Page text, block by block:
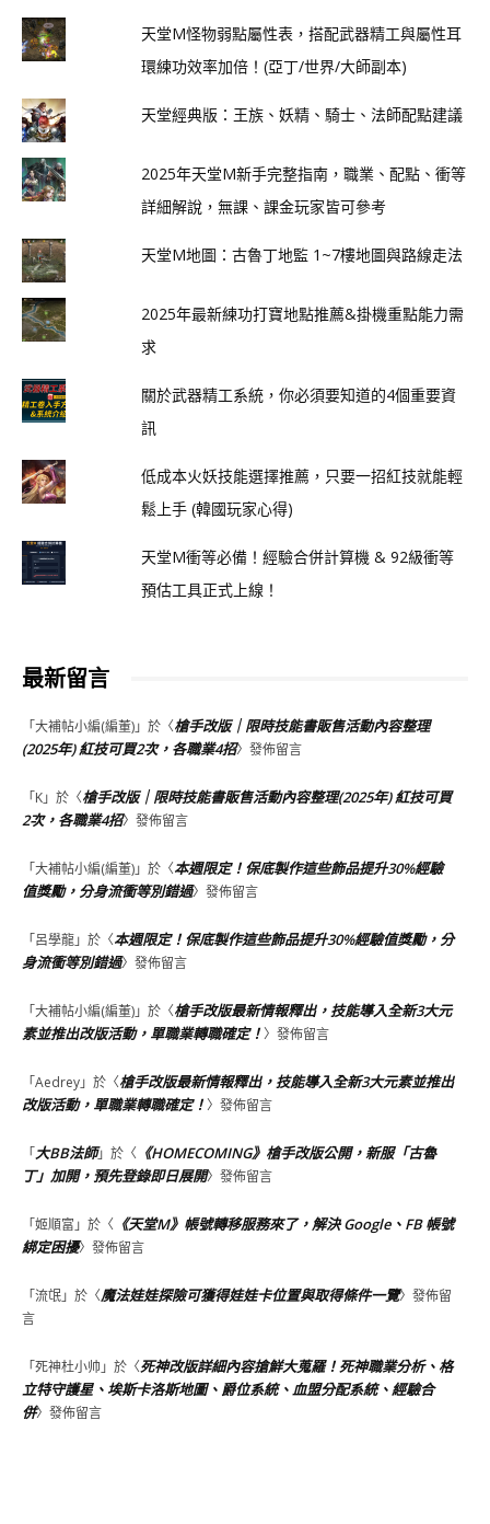
天堂M怪物弱點屬性表，搭配武器精工與屬性耳
環練功效率加倍！(亞丁/世界/大師副本)
天堂經典版：王族、妖精、騎士、法師配點建議
2025年天堂M新手完整指南，職業、配點、衝等
詳細解說，無課、課金玩家皆可參考
天堂M地圖：古魯丁地監 1~7樓地圖與路線走法
2025年最新練功打寶地點推薦&掛機重點能力需
求
關於武器精工系統，你必須要知道的4個重要資
訊
低成本火妖技能選擇推薦，只要一招紅技就能輕
鬆上手 (韓國玩家心得)
天堂M衝等必備！經驗合併計算機 & 92級衝等
預估工具正式上線！
最新留言
「大補帖小編(編董)」於〈槍手改版｜限時技能書販售活動內容整理
(2025年) 紅技可買2次，各職業4招〉發佈留言
「K」於〈槍手改版｜限時技能書販售活動內容整理(2025年) 紅技可買
2次，各職業4招〉發佈留言
「大補帖小編(編董)」於〈本週限定！保底製作這些飾品提升30%經驗
值獎勵，分身流衝等別錯過〉發佈留言
「呂學龍」於〈本週限定！保底製作這些飾品提升30%經驗值獎勵，分
身流衝等別錯過〉發佈留言
「大補帖小編(編董)」於〈槍手改版最新情報釋出，技能導入全新3大元
素並推出改版活動，單職業轉職確定！〉發佈留言
「Aedrey」於〈槍手改版最新情報釋出，技能導入全新3大元素並推出
改版活動，單職業轉職確定！〉發佈留言
「大BB法師」於〈 《HOMECOMING》槍手改版公開，新服「古魯
丁」加開，預先登錄即日展開〉發佈留言
「姬順富 」於〈 《天堂M》帳號轉移服務來了，解決 Google、FB 帳號
綁定困擾〉發佈留言
「流氓」於〈魔法娃娃探險可獲得娃娃卡位置與取得條件一覽〉發佈留
言
「死神杜小帅 」於〈死神改版詳細內容搶鮮大蒐羅！死神職業分析、格
立特守護星、埃斯卡洛斯地圖、爵位系統、血盟分配系統、經驗合
併〉發佈留言